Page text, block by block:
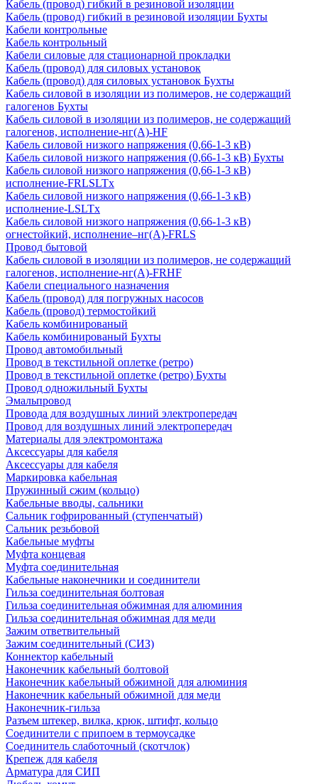
Кабель (провод) гибкий в резиновой изоляции
Кабель (провод) гибкий в резиновой изоляции Бухты
Кабели контрольные
Кабель контрольный
Кабели силовые для стационарной прокладки
Кабель (провод) для силовых установок
Кабель (провод) для силовых установок Бухты
Кабель силовой в изоляции из полимеров, не содержащий
галогенов Бухты
Кабель силовой в изоляции из полимеров, не содержащий
галогенов, исполнение-нг(А)-HF
Кабель силовой низкого напряжения (0,66-1-3 кВ)
Кабель силовой низкого напряжения (0,66-1-3 кВ) Бухты
Кабель силовой низкого напряжения (0,66-1-3 кВ)
исполнение-FRLSLTx
Кабель силовой низкого напряжения (0,66-1-3 кВ)
исполнение-LSLTx
Кабель силовой низкого напряжения (0,66-1-3 кВ)
огнестойкий, исполнение–нг(А)-FRLS
Провод бытовой
Кабель силовой в изоляции из полимеров, не содержащий
галогенов, исполнение-нг(А)-FRHF
Кабели специального назначения
Кабель (провод) для погружных насосов
Кабель (провод) термостойкий
Кабель комбинированый
Кабель комбинированый Бухты
Провод автомобильный
Провод в текстильной оплетке (ретро)
Провод в текстильной оплетке (ретро) Бухты
Провод одножильный Бухты
Эмальпровод
Провода для воздушных линий электропередач
Провод для воздушных линий электропередач
Материалы для электромонтажа
Аксессуары для кабеля
Аксессуары для кабеля
Маркировка кабельная
Пружинный сжим (кольцо)
Кабельные вводы, сальники
Сальник гофрированный (ступенчатый)
Сальник резьбовой
Кабельные муфты
Муфта концевая
Муфта соединительная
Кабельные наконечники и соединители
Гильза соединительная болтовая
Гильза соединительная обжимная для алюминия
Гильза соединительная обжимная для меди
Зажим ответвительный
Зажим соединительный (СИЗ)
Коннектор кабельный
Наконечник кабельный болтовой
Наконечник кабельный обжимной для алюминия
Наконечник кабельный обжимной для меди
Наконечник-гильза
Разъем штекер, вилка, крюк, штифт, кольцо
Соединители с припоем в термоусадке
Соединитель слаботочный (скотчлок)
Крепеж для кабеля
Арматура для СИП